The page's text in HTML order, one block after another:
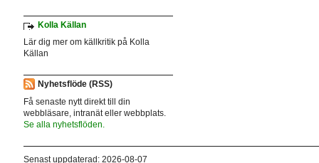
Kolla Källan
Lär dig mer om källkritik på Kolla
Källan
Nyhetsflöde (RSS)
Få senaste nytt direkt till din
webbläsare, intranät eller webbplats.
Se alla nyhetsflöden.
Senast uppdaterad: 2026-08-07